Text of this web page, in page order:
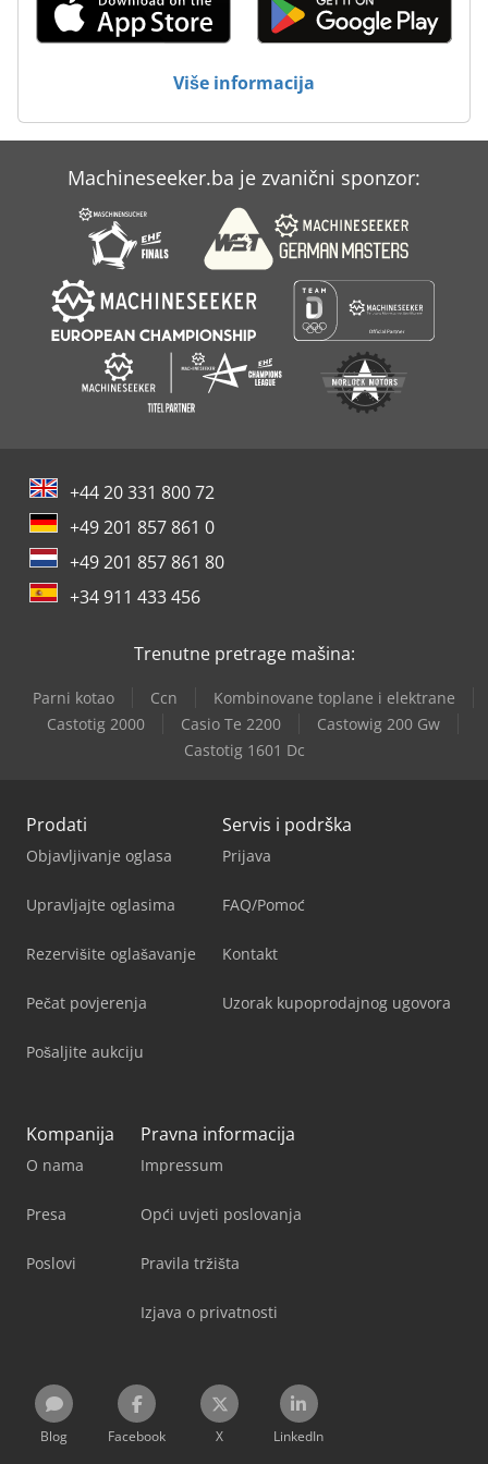
Strojevi Za Tisak
Više informacija
Machineseeker.ba je zvanični sponzor:
+44 20 331 800 72
+49 201 857 861 0
+49 201 857 861 80
+34 911 433 456
Trenutne pretrage mašina:
Parni kotao Ccn
Kombinovane toplane i elektrane
Castotig 2000
Casio Te 2200
Castowig 200 Gw
Castotig 1601 Dc
Prodati
Objavljivanje oglasa
Upravljajte oglasima
Rezervišite oglašavanje
Pečat povjerenja
Pošaljite aukciju
Servis i podrška
Prijava
FAQ/Pomoć
Kontakt
Uzorak kupoprodajnog ugovora
Kompanija
O nama
Presa
Poslovi
Pravna informacija
Impressum
Opći uvjeti poslovanja
Pravila tržišta
Izjava o privatnosti
Blog Facebook X LinkedIn